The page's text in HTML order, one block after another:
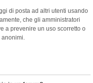
di posta ad altri utenti usando
che gli amministratori
a prevenire un uso scorretto o
anonimi.